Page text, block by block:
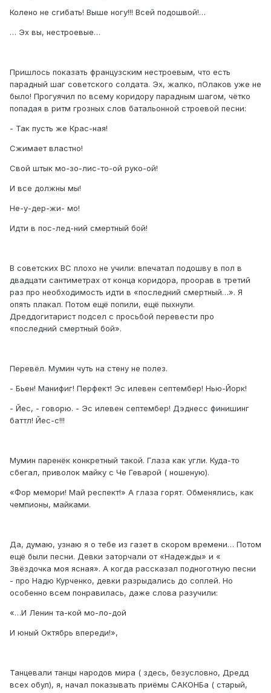
Колено не сгибать! Выше ногу!!! Всей подошвой!…
… Эх вы, нестроевые…
Пришлось показать французским нестроевым, что есть
парадный шаг советского солдата. Эх, жалко, пОлаков уже не
было! Прогуячил по всему коридору парадным шагом, чётко
попадая в ритм грозных слов батальонной строевой песни:
- Так пусть же Крас-ная!
Сжимает властно!
Свой штык мо-зо-лис-то-ой руко-ой!
И все должны мы!
Не-у-дер-жи- мо!
Идти в пос-лед-ний смертный бой!
В советских ВС плохо не учили: впечатал подошву в пол в
двадцати сантиметрах от конца коридора, проорав в третий
раз про необходимость идти в «последний смертный…». Я
опять плакал. Потом ещё попили, ещё пыхнули.
Дреддогитарист подсел с просьбой перевести про
«последний смертный бой».
Перевёл. Мумин чуть на стену не полез.
- Бьен! Манифиг! Перфект! Эс илевен септембер! Нью-Йорк!
- Йес, - говорю. - Эс илевен септембер! Дэднесс финишинг
баттл! Йес-с!!!
Мумин паренёк конкретный такой. Глаза как угли. Куда-то
сбегал, приволок майку с Че Геварой ( ношеную).
«Фор мемори! Май респект!» А глаза горят. Обменялись, как
чемпионы, майками.
Да, думаю, узнаю я о тебе из газет в скором времени… Потом
ещё были песни. Девки заторчали от «Надежды» и «
Звёздочка моя ясная». А когда рассказал подноготную песни
- про Надю Курченко, девки разрыдались до соплей. Но
особенно всем понравилась, даже слова разучили:
«…И Ленин та-кой мо-ло-дой
И юный Октябрь впереди!»,
Танцевали танцы народов мира ( здесь, безусловно, Дредд
всех обул), я, начал показывать приёмы САКОНБа ( старый,